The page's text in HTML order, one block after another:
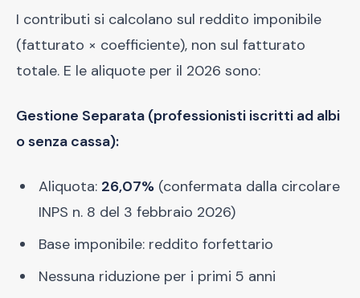
I contributi si calcolano sul reddito imponibile
(fatturato × coefficiente), non sul fatturato
totale. E le aliquote per il 2026 sono:
Gestione Separata (professionisti iscritti ad albi
o senza cassa):
Aliquota: 26,07% (confermata dalla circolare
INPS n. 8 del 3 febbraio 2026)
Base imponibile: reddito forfettario
Nessuna riduzione per i primi 5 anni